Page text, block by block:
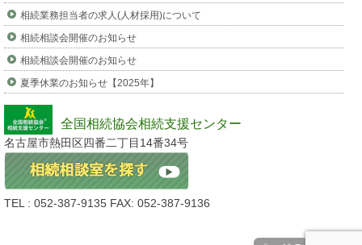
相続業務担当者の求人(人材採用)について
相続相談会開催のお知らせ
相続相談会開催のお知らせ
夏季休業のお知らせ【2025年】
全国相続協会相続支援センター
名古屋市熱田区四番二丁目14番34号
TEL : 052-387-9135 FAX: 052-387-9136